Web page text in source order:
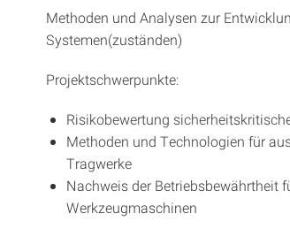
Methoden und Analysen zur
Systemen(zuständen)
Projektschwerpunkte:
Risikobewertung
Methoden und Technologien für
Tragwerke
Nachweis der Betriebsbewährtheit
Werkzeugmaschinen